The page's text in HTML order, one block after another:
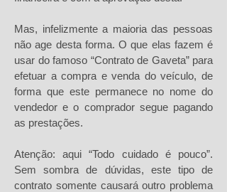
Mas, infelizmente a maioria das pessoas
não age desta forma. O que elas fazem é
usar do famoso “Contrato de Gaveta” para
efetuar a compra e venda do veículo, de
forma que este permanece no nome do
vendedor e o comprador segue pagando
as prestações.
Atenção: aqui “Todo cuidado é pouco”.
Sem sombra de dúvidas, este tipo de
contrato somente causará outro problema